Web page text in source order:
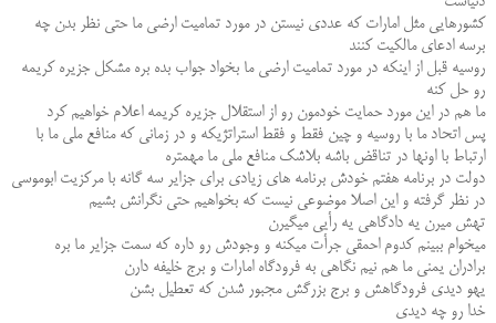
کشورهایی مثل امارات که عددی نیستن در مورد تمامیت ارضی ما حتی نظر بدن چه
برسه ادعای مالکیت کنند
روسیه قبل از اینکه در مورد تمامیت ارضی ما بخواد جواب بده بره مشکل جزیره کریمه
رو حل کنه
ما هم در این مورد حمایت خودمون رو از استقلال جزیره کریمه اعلام خواهیم کرد
پس اتحاد ما با روسیه و چین فقط و فقط استراتژیکه و در زمانی که منافع ملی ما با
ارتباط با اونها در تناقض باشه بلاشک منافع ملی ما مهمتره
دولت در برنامه هفتم خودش برنامه های زیادی برای جزایر سه گانه با مرکزیت ابوموسی
در نظر گرفته و این اصلا موضوعی نیست که بخواهیم حتی نگرانش بشیم
تهش میرن یه دادگاهی یه رأیی میگیرن
میخوام ببینم کدوم احمقی جرأت میکنه و وجودش رو داره که سمت جزایر ما بره
برادران یمنی ما هم نیم نگاهی به فرودگاه امارات و برج خلیفه دارن
یهو دیدی فرودگاهش و برج بزرگش مجبور شدن که تعطیل بشن
خدا رو چه دیدی